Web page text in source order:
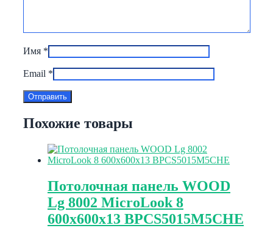
Имя *
Email *
Похожие товары
Потолочная панель WOOD
Lg 8002 MicroLook 8
600x600x13 BPCS5015M5CHE